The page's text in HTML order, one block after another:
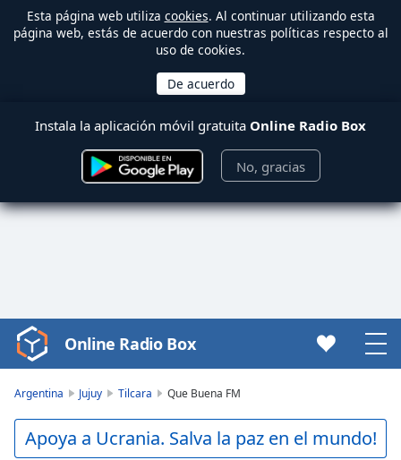
Esta página web utiliza cookies. Al continuar utilizando esta
página web, estás de acuerdo con nuestras políticas respecto al
uso de cookies.
Instala la aplicación móvil gratuita Online Radio Box
No, gracias
Video
Player
Play
Video
Online Radio Box
Argentina Jujuy Tilcara Que Buena FM
Apoya a Ucrania. Salva la paz en el mundo!